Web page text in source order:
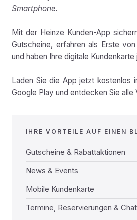
Smartphone.
Mit der Heinze Kunden-App
Gutscheine, erfahren als Erste
und haben Ihre digitale
Laden Sie die App jetzt kostenlos
Google Play und entdecken Sie alle
IHRE VORTEILE AUF EINEN
Gutscheine & Rabattaktionen
News & Events
Mobile Kundenkarte
Termine, Reservierungen & Chat